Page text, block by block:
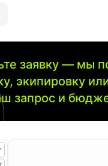
заявку — мы
экипировку
запрос и